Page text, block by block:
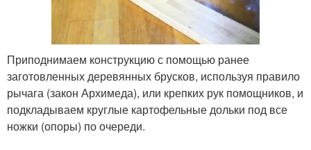
Приподнимаем конструкцию с помощью ранее
заготовленных деревянных брусков, используя правило
рычага (закон Архимеда), или крепких рук помощников, и
подкладываем круглые картофельные дольки под все
ножки (опоры) по очереди.